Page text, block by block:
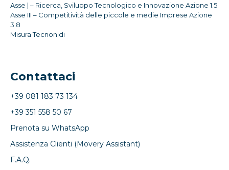
Asse | – Ricerca, Sviluppo Tecnologico e Innovazione Azione 1.5
Asse III – Competitività delle piccole e medie Imprese Azione
3.8
Misura Tecnonidi
Contattaci
+39 081 183 73 134
+39 351 558 50 67
Prenota su WhatsApp
Assistenza Clienti (Movery Assistant)
F.A.Q.